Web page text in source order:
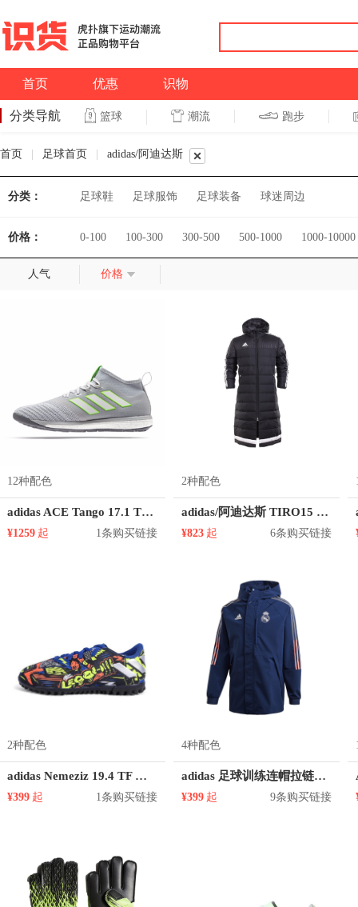
首页 优惠 识物
分类导航 篮球 潮流 跑步
首页 足球首页 adidas/阿迪达斯
分类： 足球鞋 足球服饰 足球装备 球迷周边
价格： 0-100 100-300 300-500 500-1000 1000-10000
人气 价格
12种配色
adidas ACE Tango 17.1 TR 训练鞋
¥1259 起 1条购买链接
2种配色
adidas/阿迪达斯 TIRO15 L DWN JK 足球中长款连帽保暖羽绒服 AA6885
¥823 起 6条购买链接
2种配色
adidas Nemeziz 19.4 TF 童鞋
¥399 起 1条购买链接
4种配色
adidas 足球训练连帽拉链长袖夹克 FR3862
¥399 起 9条购买链接